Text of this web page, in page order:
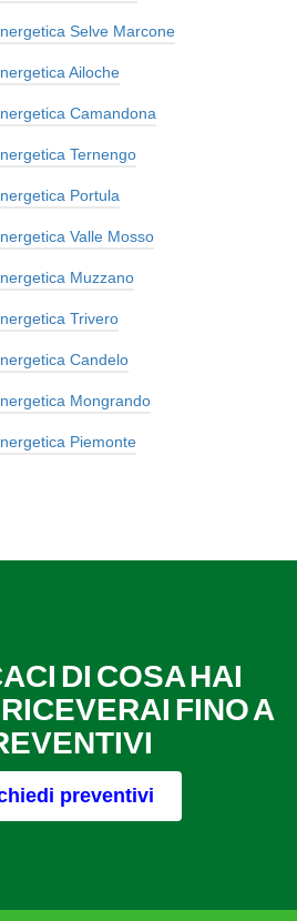
Selve Marcone
Ailoche
Camandona
Ternengo
Portula
Valle Mosso
Muzzano
Trivero
Candelo
Mongrando
Piemonte
DI COSA HAI
FINO A
preventivi